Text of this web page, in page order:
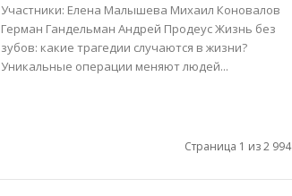
Участники: Елена Малышева Михаил Коновалов
Герман Гандельман Андрей Продеус Жизнь без
зубов: какие трагедии случаются в жизни?
Уникальные операции меняют людей...
Страница 1 из 2 994